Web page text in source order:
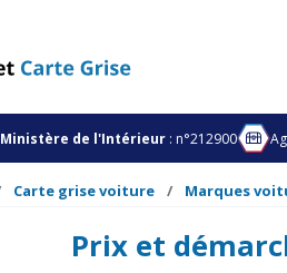
Ministère de l'Intérieur : n°212900
Carte grise voiture Marques
Prix et